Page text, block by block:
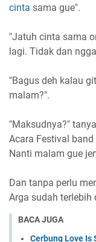
cinta sama gue".
"Jatuh cinta sama
lagi. Tidak dan
"Bagus deh kalau
malam?".
"Maksudnya?"
Acara Festival
Nanti malam gue
Dan tanpa perlu
Arga sudah
BACA JUGA
Cerbung Love Is